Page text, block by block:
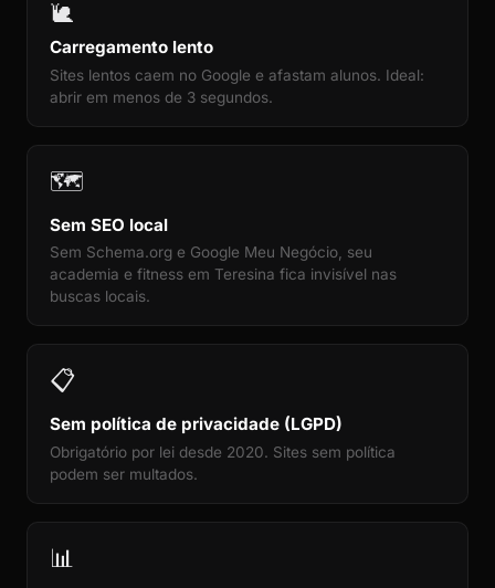
🐌
Carregamento lento
Sites lentos caem no Google e afastam alunos. Ideal:
abrir em menos de 3 segundos.
🗺️
Sem SEO local
Sem Schema.org e Google Meu Negócio, seu
academia e fitness em Teresina fica invisível nas
buscas locais.
📋
Sem política de privacidade (LGPD)
Obrigatório por lei desde 2020. Sites sem política
podem ser multados.
📊